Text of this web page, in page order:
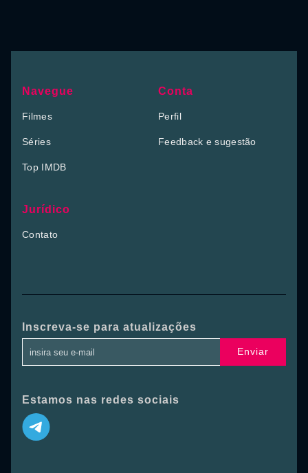
Navegue
Filmes
Séries
Top IMDB
Conta
Perfil
Feedback e sugestão
Jurídico
Contato
Inscreva-se para atualizações
Enviar
Estamos nas redes sociais